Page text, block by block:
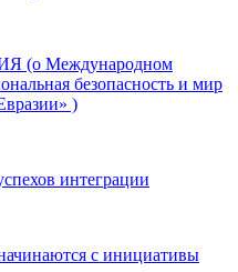
(о Международном
безопасность и мир
)
интеграции
с инициативы